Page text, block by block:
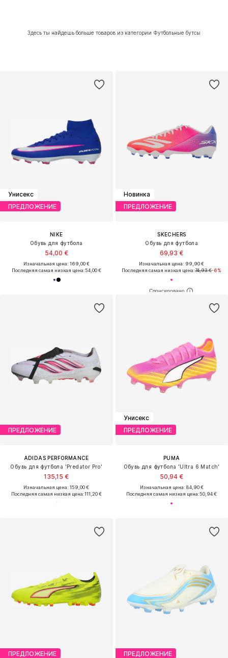
Здесь ты найдешь больше товаров из категории Футбольные бутсы
Унисекс
ПРЕДЛОЖЕНИЕ
NIKE
Обувь для футбола
54,00 €
Изначальная цена: 169,00 €
Последняя самая низкая цена:54,00 €
Новинка
ПРЕДЛОЖЕНИЕ
SKECHERS
Обувь для футбола
69,93 €
Изначальная цена: 99,90 €
Последняя самая низкая цена:74,93 €-6%
ПРЕДЛОЖЕНИЕ
ADIDAS PERFORMANCE
Обувь для футбола 'Predator Pro'
135,15 €
Изначальная цена: 159,00 €
Последняя самая низкая цена:111,20 €
Унисекс
ПРЕДЛОЖЕНИЕ
PUMA
Обувь для футбола 'Ultra 6 Match'
50,94 €
Изначальная цена: 84,90 €
Последняя самая низкая цена:50,94 €
ПРЕДЛОЖЕНИЕ ПРЕДЛОЖЕНИЕ